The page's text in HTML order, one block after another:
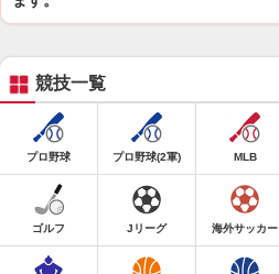
競技一覧
プロ野球 プロ野球(2軍) MLB
ゴルフ Jリーグ 海外サッカー